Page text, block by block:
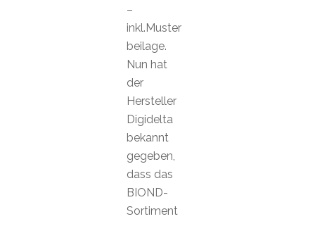
–
inkl.Muster
beilage.
Nun hat
der
Hersteller
Digidelta
bekannt
gegeben,
dass das
BIOND-
Sortiment